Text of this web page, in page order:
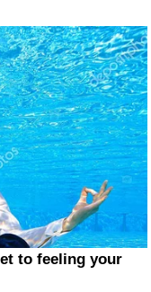
to feeling your